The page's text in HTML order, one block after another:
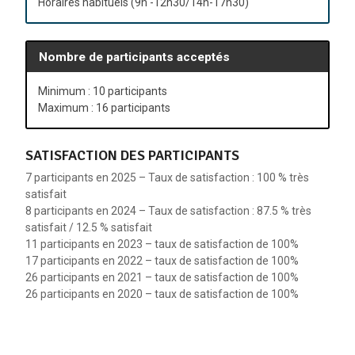
pranayama adapté.
Phase d’ovulation : postures de yoga adaptées,
pranayama adapté.
Phase lutéale : postures de yoga adaptées,
Favoriser la fertilité :
La femme enceinte
La ménopause/femme mûre
Le sexe au féminin :
Pathologies générales
Nombre de participants acceptés
Minimum : 10 participants
Maximum : 16 participants
SATISFACTION DES PARTICIPANTS
7 participants en 2025 – Taux de satisfaction : 100 % très
satisfait
8 participants en 2024 – Taux de satisfaction : 87.5 % très
satisfait / 12.5 % satisfait
11 participants en 2023 – taux de satisfaction de 100%
17 participants en 2022 – taux de satisfaction de 100%
26 participants en 2021 – taux de satisfaction de 100%
26 participants en 2020 – taux de satisfaction de 100%